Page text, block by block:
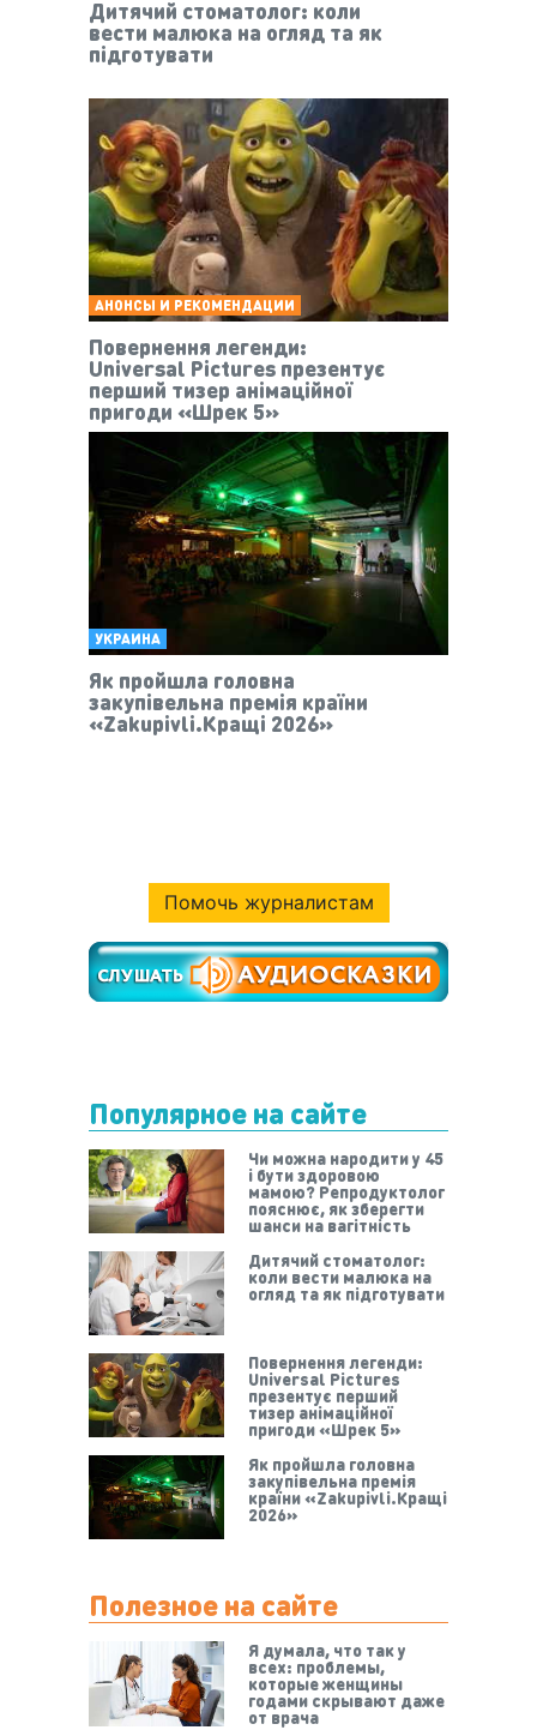
Дитячий стоматолог: коли
вести малюка на огляд та як
підготувати
АНОНСЫ И РЕКОМЕНДАЦИИ
Повернення легенди:
Universal Pictures презентує
перший тизер анімаційної
пригоди «Шрек 5»
УКРАИНА
Як пройшла головна
закупівельна премія країни
«Zakupivli.Кращі 2026»
Помочь журналистам
Популярное на сайте
Чи можна народити у 45
і бути здоровою
мамою? Репродуктолог
пояснює, як зберегти
шанси на вагітність
Дитячий стоматолог:
коли вести малюка на
огляд та як підготувати
Повернення легенди:
Universal Pictures
презентує перший
тизер анімаційної
пригоди «Шрек 5»
Як пройшла головна
закупівельна премія
країни «Zakupivli.Кращі
2026»
Полезное на сайте
Я думала, что так у
всех: проблемы,
которые женщины
годами скрывают даже
от врача